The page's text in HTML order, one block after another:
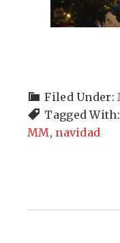
Filed Under:
Tagged With:
MM, navidad